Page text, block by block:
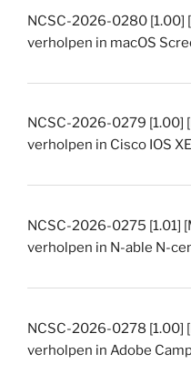
NCSC-2026-0280 [1.00]
verholpen in macOS
NCSC-2026-0279 [1.00]
verholpen in Cisco IOS
NCSC-2026-0275 [1.01]
verholpen in N-able N-
NCSC-2026-0278 [1.00]
verholpen in Adobe